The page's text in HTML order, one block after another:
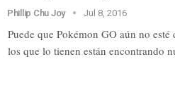
Phillip Chu Joy Jul 8, 2016
Puede que Pokémon GO aún no
los que lo tienen están encontrando